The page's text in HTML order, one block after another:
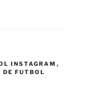
INSTAGRAM ,
FUTBOL